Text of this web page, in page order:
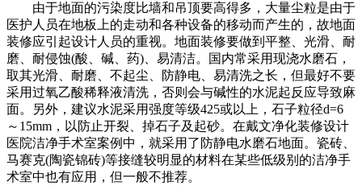
由于地面的污染度比墙和吊顶要高得多，大量尘粒是由于
医护人员在地板上的走动和各种设备的移动而产生的，故地面
装修应引起设计人员的重视。地面装修要做到平整、光滑、耐
磨、耐侵蚀(酸、碱、药)、易清洁。国内常采用现浇水磨石，
取其光滑、耐磨、不起尘、防静电、易清洗之长，但最好不要
采用过氧乙酸稀释液清洗，否则会与碱性的水泥起反应导致麻
面。另外，建议水泥采用强度等级425或以上，石子粒径d=6
～15mm，以防止开裂、掉石子及起砂。在戴文净化装修设计
医院洁净手术室案例中，就采用了防静电水磨石地面。瓷砖、
马赛克(陶瓷锦砖)等接缝较明显的材料在某些低级别的洁净手
术室中也有应用，但一般不推荐。